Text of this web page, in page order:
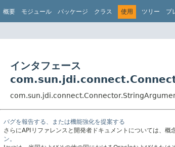
概要 モジュール パッケージ クラス 使用 ツリー プ
インタフェース
バグを報告する、または機能強化を提案する
さらにAPIリファレンスと開発者ドキュメントについては、
ン。